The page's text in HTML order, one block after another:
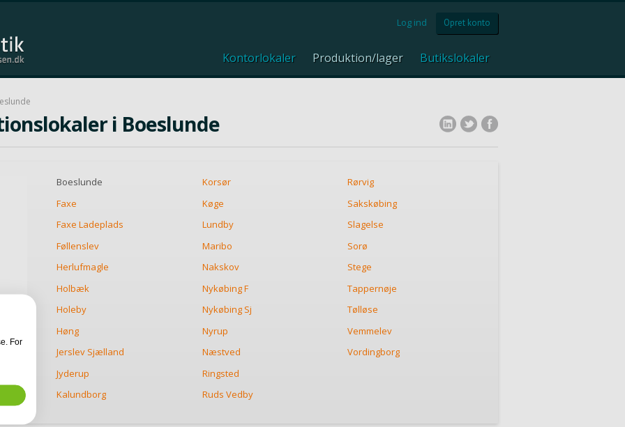
Log ind Opret konto
Kontorlokaler Produktion/lager Butikslokaler
i Boeslunde
Boeslunde Korsør
Rørvig
Faxe
Køge
Sakskøbing
Faxe Ladeplads
Lundby
Slagelse
Føllenslev
Maribo
Sorø
Herlufmagle
Nakskov
Stege
Holbæk
Nykøbing F
Tappernøje
Holeby
Nykøbing Sj
Tølløse
Høng
Nyrup
Vemmelev
Jerslev Sjælland
Næstved
Vordingborg
Jyderup
Ringsted
Kalundborg
Ruds Vedby
For